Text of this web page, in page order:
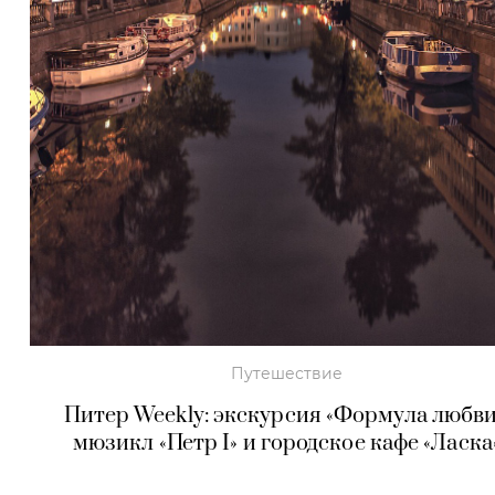
Путешествие
Питер Weekly: экскурсия «Формула
мюзикл «Петр I» и городское кафе